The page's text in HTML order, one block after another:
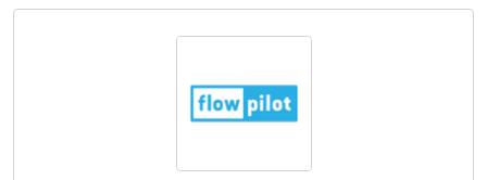
Bildung von Steuerrücklagen. Darüber hinaus
umfasst das Tool Funktionen wie Unterkonten,
ein integriertes Rechnungstool und einen
Dispositionskredit. Kartenzahlungen werden
eine präzise Kontrolle der Geschäftsausgaben